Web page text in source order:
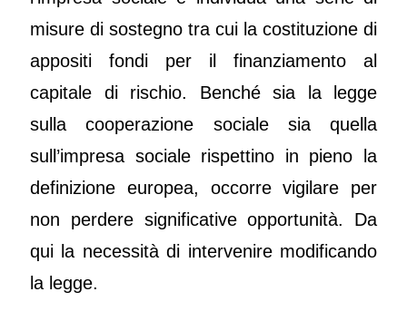
misure di sostegno tra cui la costituzione di
appositi fondi per il finanziamento al
capitale di rischio. Benché sia la legge
sulla cooperazione sociale sia quella
sull’impresa sociale rispettino in pieno la
definizione europea, occorre vigilare per
non perdere significative opportunità. Da
qui la necessità di intervenire modificando
la legge.